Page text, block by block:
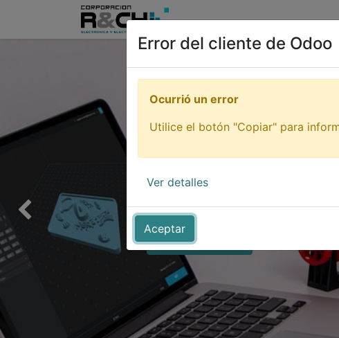
Inicio Tienda Tutoriales
¡De todo para imprimir tu idea!
QUIERO VERLOS
Anterior
Error del cliente de Odoo
Aceptar
Ocurrió un error
Utilice el botón "Copiar" para
Ver detalles